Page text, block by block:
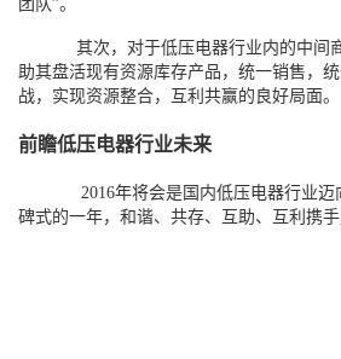
团队”。
其次，对于低压电器行业内的中间商
助其盘活现有资源库存产品，统一销售，
战，实现资源整合，互利共赢的良好局面。
前瞻低压电器行业未来
2016年将会是国内低压电器行业
碑式的一年，和谐、共存、互助、互利携手